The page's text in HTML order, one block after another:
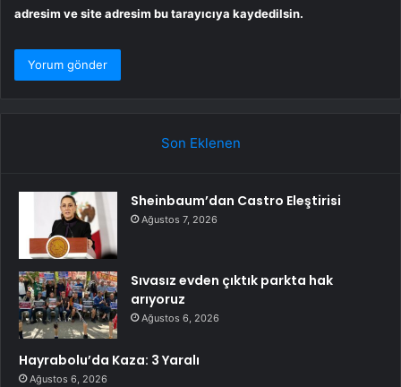
adresim ve site adresim bu tarayıcıya kaydedilsin.
Son Eklenen
Sheinbaum’dan Castro Eleştirisi
Ağustos 7, 2026
Sıvasız evden çıktık parkta hak
arıyoruz
Ağustos 6, 2026
Hayrabolu’da Kaza: 3 Yaralı
Ağustos 6, 2026